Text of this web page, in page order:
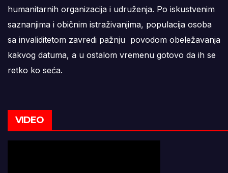
humanitarnih organizacija i udruženja. Po iskustvenim
saznanjima i običnim istraživanjima, populacija osoba
sa invaliditetom zavredi pažnju povodom obeležavanja
kakvog datuma, a u ostalom vremenu gotovo da ih se
retko ko seća.
VIDEO